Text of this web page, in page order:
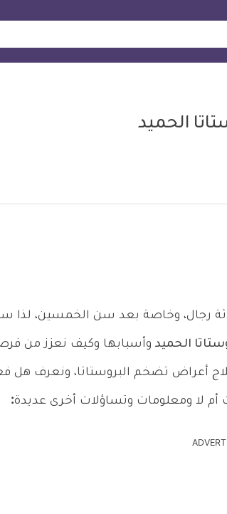
الحميد
رجال، وخاصة بعد سن الخمسين، لذا
الحميد وأسبابها وكيف نعزز من
أعراض تضخم البروستاتا، ونعرف هل
لا ومعلومات وتساؤلات أخرى عديدة: